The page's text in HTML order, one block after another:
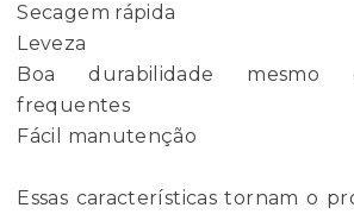
Secagem rápida
Leveza
Boa durabilidade mesmo
frequentes
Fácil manutenção
Essas características tornam o